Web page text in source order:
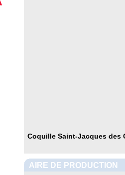
Coquille Saint-Jacques des
AIRE DE PRODUCTION